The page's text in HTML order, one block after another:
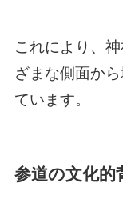
これにより、
ざまな側面か
ています。
参道の文化的